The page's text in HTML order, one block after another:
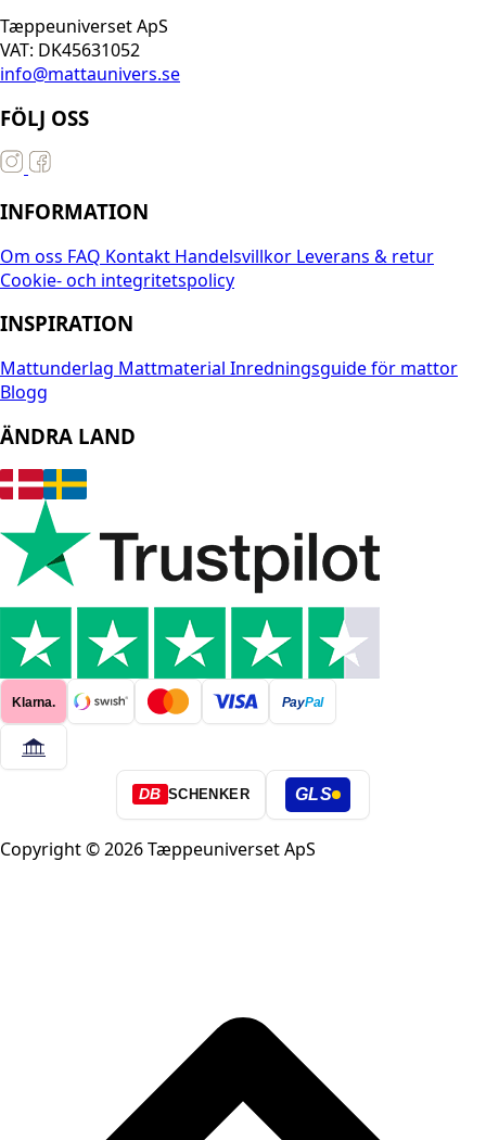
Tæppeuniverset ApS
VAT: DK45631052
info@mattaunivers.se
FÖLJ OSS
INFORMATION
Om oss FAQ Kontakt Handelsvillkor Leverans & retur
Cookie- och integritetspolicy
INSPIRATION
Mattunderlag Mattmaterial Inredningsguide för mattor
Blogg
ÄNDRA LAND
Klarna. PayPal
DB SCHENKER GLS
Copyright © 2026 Tæppeuniverset ApS